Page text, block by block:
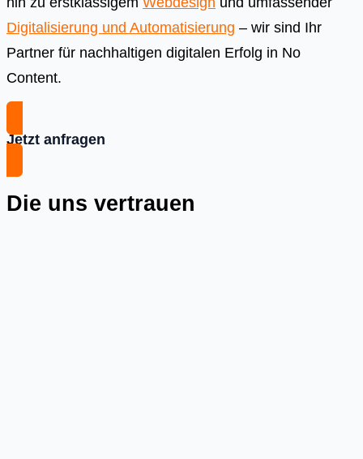
Digitalisierung und Automatisierung – wir sind Ihr
Partner für nachhaltigen digitalen Erfolg in No
Content.
Jetzt anfragen
Die uns vertrauen